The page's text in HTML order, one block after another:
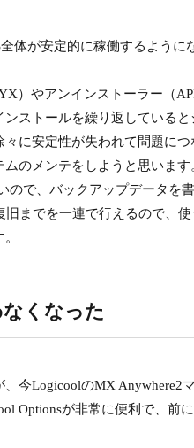
体が安定的に稼働するように
）やアンインストーラー（
ストールを繰り返している
に安定性が失われて問題に
のメンテをしようと思います
ので、バックアップデータを
までを一連で行えるので、
くなった
今LogicoolのMX Anywhere2
Optionsが非常に便利で、前